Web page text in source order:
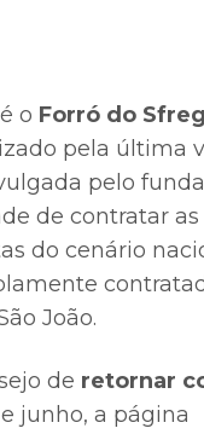
o Forró do
pela última
pelo
de contratar as
do cenário
João.
de retornar
junho, a página